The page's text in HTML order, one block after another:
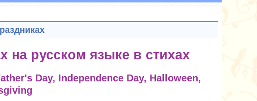
на русском языке в стихах
Day, Independence Day, Halloween,